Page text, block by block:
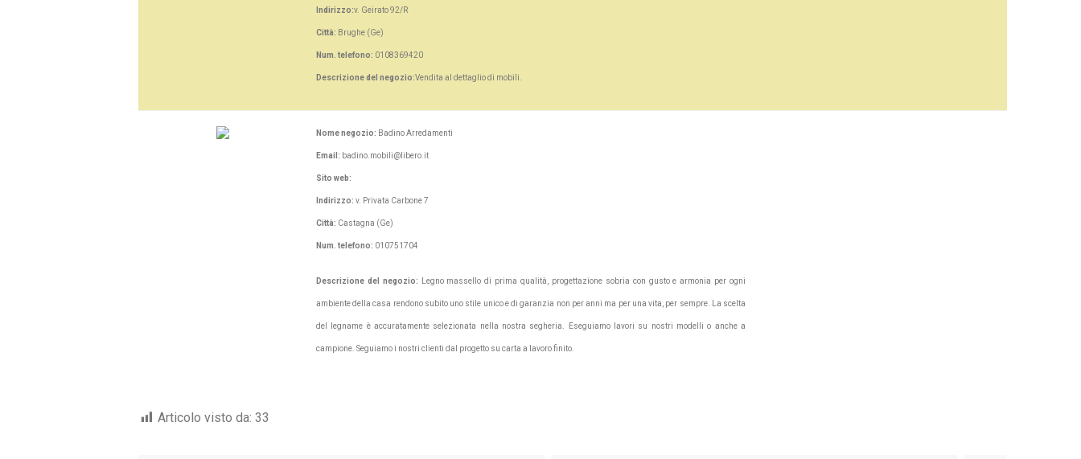
Indirizzo:v. Geirato 92/R
Città: Brughe (Ge)
Num. telefono: 0108369420
Descrizione del negozio:Vendita al dettaglio di mobili.
Nome negozio: Badino Arredamenti
Email: badino.mobili@libero.it
Sito web:
Indirizzo: v. Privata Carbone 7
Città: Castagna (Ge)
Num. telefono: 010751704
Descrizione del negozio: Legno massello di prima qualità, progettazione sobria con gusto e armonia per ogni
ambiente della casa rendono subito uno stile unico e di garanzia non per anni ma per una vita, per sempre. La scelta
del legname è accuratamente selezionata nella nostra segheria. Eseguiamo lavori su nostri modelli o anche a
campione. Seguiamo i nostri clienti dal progetto su carta a lavoro finito.
Articolo visto da: 33